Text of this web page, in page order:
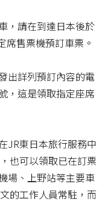
，請在到達日本後於
席售票機預訂車票。
出詳列預訂內容的電
，這是領取指定座席
JR東日本旅行服務中
也可以領取已在訂票
場、上野站等主要車
的工作人員常駐，而